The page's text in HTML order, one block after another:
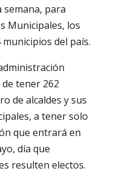
semana, para
Municipales, los
del país.
tener 262
de alcaldes y sus
a tener solo
que entrará en
día que
resulten electos.